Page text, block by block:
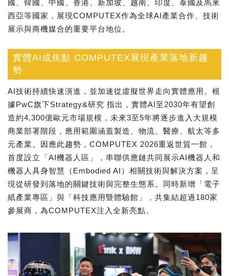
國、韓國、中國、香港、新加坡、越南、印度、泰國及馬來
西亞等國家，展現COMPUTEX作為全球AI產業合作、技術
展示與商機媒合的重要平台地位。
實體AI成焦點 COMPUTEX展現產業落地新趨
勢
AI技術持續快速演進，並加速從虛擬世界走向實體應用。根
據PwC旗下Strategy&研究 指出，實體AI至2030年有望創
造約4,300億歐元市場規模，未來3至5年將逐步進入大規模
商業部署階段，應用範圍涵蓋製造、物流、醫療、航太等多
元產業。因應此趨勢，COMPUTEX 2026重返世貿一館，
首度設立「AI機器人區」，串聯供應鏈共同展示AI機器人和
機器人具身智慧（Embodied AI）相關技術與解決方案，呈
現從研發到落地的關鍵技術與完整生態系。同時新增「電子
紙產業專區」與「科技應用暨體驗館」，共集結超過180家
參展商，為COMPUTEX注入全新亮點。